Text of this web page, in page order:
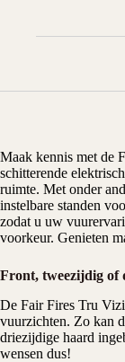
Maak kennis met de
schitterende
ruimte. Met onder
instelbare standen
zodat u uw
voorkeur. Genieten
Front, tweezijdig of
De Fair Fires Tru
vuurzichten. Zo kan
driezijdige haard
wensen dus!